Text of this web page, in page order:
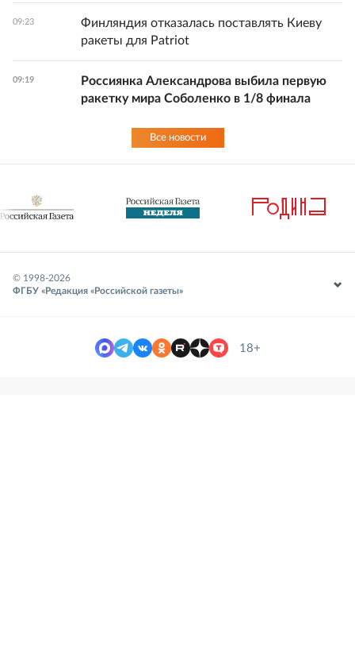
09:23
Финляндия отказалась поставлять Киеву
ракеты для Patriot
09:19
Россиянка Александрова выбила первую
ракетку мира Соболенко в 1/8 финала
Все новости
© 1998-2026
ФГБУ «Редакция «Российской газеты»
18+